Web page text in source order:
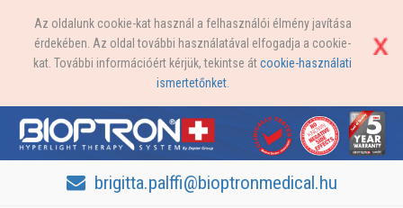
Az oldalunk cookie-kat használ a felhasználói élmény javítása
érdekében. Az oldal további használatával elfogadja a cookie-
kat. További információért kérjük, tekintse átcookie-használati
ismertetőnket.
brigitta.palffi@bioptronmedical.hu